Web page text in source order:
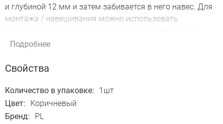
и глубиной 12 мм и затем забивается в него навес. Для
монтажа / навешивания можно использовать
шурупы. Данный навес имеет регулировку по высоте 7
пластик.
Подробнее
Свойства
Количество в упаковке:
1шт
Цвет:
Коричневый
Бренд:
PL